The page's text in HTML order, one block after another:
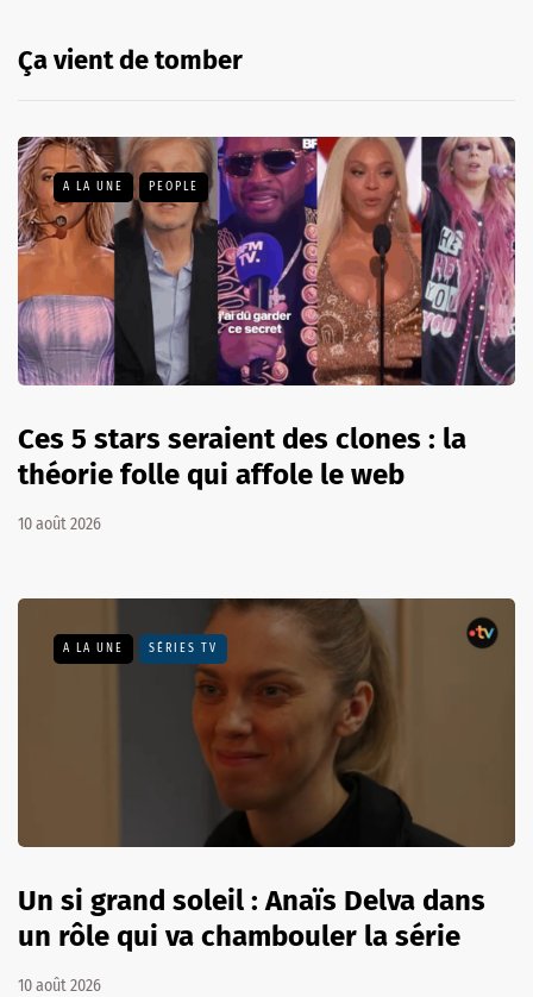
Ça vient de tomber
A LA UNE PEOPLE
Ces 5 stars seraient des clones : la
théorie folle qui affole le web
10 août 2026
A LA UNE SÉRIES TV
Un si grand soleil : Anaïs Delva dans
un rôle qui va chambouler la série
10 août 2026